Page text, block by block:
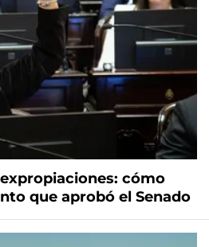
cómo
que aprobó el Senado